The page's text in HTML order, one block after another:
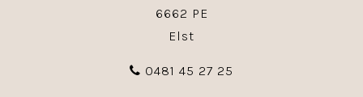
6662 PE
Elst
0481 45 27 25